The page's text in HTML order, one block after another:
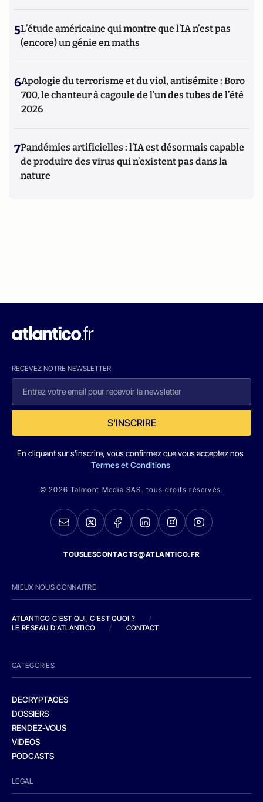
5L’étude américaine qui montre que l’IA n’est pas
(encore) un génie en maths
6Apologie du terrorisme et du viol, antisémite : Boro
700, le chanteur à cagoule de l’un des tubes de l’été
2026
7Pandémies artificielles : l’IA est désormais capable
de produire des virus qui n’existent pas dans la
nature
RECEVEZ NOTRE NEWSLETTER
S'INSCRIRE
En cliquant sur s'inscrire, vous confirmez que vous acceptez nos
Termes et Conditions
© 2026 Talmont Media SAS. tous droits réservés.
TOUSLESCONTACTS@ATLANTICO.FR
MIEUX NOUS CONNAITRE
ATLANTICO C'EST QUI, C'EST QUOI ?
/
LE RESEAU D'ATLANTICO
/ CONTACT
CATEGORIES
DECRYPTAGES
DOSSIERS
RENDEZ-VOUS
VIDEOS
PODCASTS
LEGAL